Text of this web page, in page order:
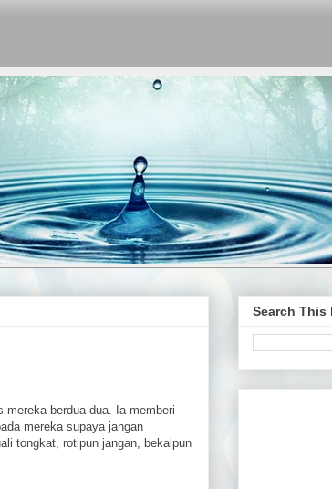
berdua-dua. Ia memberi
mereka supaya jangan
tongkat, rotipun jangan, bekalpun
Search This